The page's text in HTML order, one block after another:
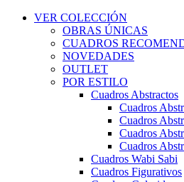
VER COLECCIÓN
OBRAS ÚNICAS
CUADROS
NOVEDADES
OUTLET
POR ESTILO
Cuadros Abstractos
Cuadros
Cuadros
Cuadros
Cuadros
Cuadros Wabi Sabi
Cuadros Figurativos